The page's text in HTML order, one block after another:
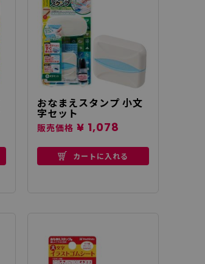
おなまえスタンプ 小文
字セット
販売価格 ¥ 1,078
カートに入れる